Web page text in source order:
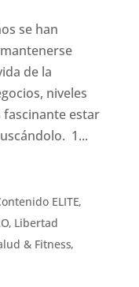
se han
de la
niveles
fascinante estar
1...
ELITE,
, Libertad
& Fitness,